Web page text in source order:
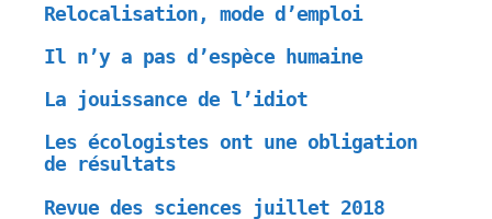
Relocalisation, mode d’emploi
Il n’y a pas d’espèce humaine
La jouissance de l’idiot
Les écologistes ont une obligation
de résultats
Revue des sciences juillet 2018